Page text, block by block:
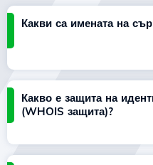
Какви са имената на
Какво е защита на
(WHOIS защита)?